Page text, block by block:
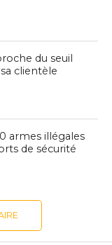
du seuil
clientèle
armes illégales
de sécurité